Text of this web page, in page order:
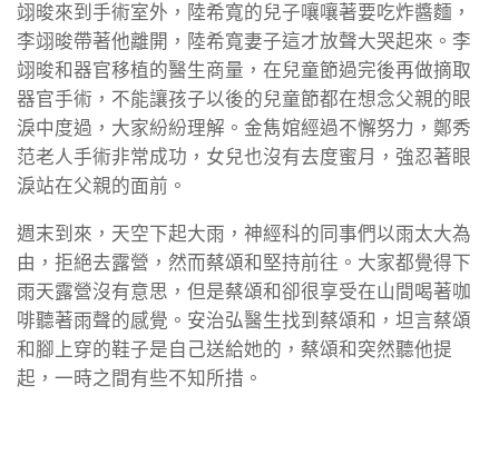
翊晙來到手術室外，陸希寬的兒子嚷嚷著要吃炸醬麵，
李翊晙帶著他離開，陸希寬妻子這才放聲大哭起來。李
翊晙和器官移植的醫生商量，在兒童節過完後再做摘取
器官手術，不能讓孩子以後的兒童節都在想念父親的眼
淚中度過，大家紛紛理解。金雋婠經過不懈努力，鄭秀
范老人手術非常成功，女兒也沒有去度蜜月，強忍著眼
淚站在父親的面前。
週末到來，天空下起大雨，神經科的同事們以雨太大為
由，拒絕去露營，然而蔡頌和堅持前往。大家都覺得下
雨天露營沒有意思，但是蔡頌和卻很享受在山間喝著咖
啡聽著雨聲的感覺。安治弘醫生找到蔡頌和，坦言蔡頌
和腳上穿的鞋子是自己送給她的，蔡頌和突然聽他提
起，一時之間有些不知所措。